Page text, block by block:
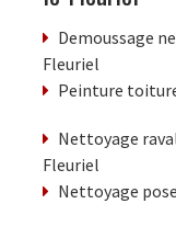
Demoussage
Fleuriel
Peinture
Nettoyage
Fleuriel
Nettoyage